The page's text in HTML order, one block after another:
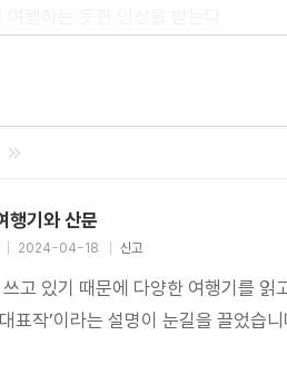
3부는 1830년대부터 유행하기 시작
절의 구분 없이 일인칭 화자의 생
론이 제시되지도 않은 채 독자의 참
문학을 넘나들며
한 풍자의 대가로 불리기도 하는
인용해 풍부한 읽을거리를 제공
행기와 산문
2024-04-18 신고
고 있기 때문에 다양한 여행기를
표작’이라는 설명이 눈길을 끌었습